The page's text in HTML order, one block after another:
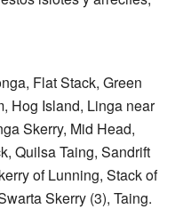
Flat Stack, Green
Hog Island, Linga near
Skerry, Mid Head,
Quilsa Taing, Sandrift
of Lunning, Stack of
Skerry (3), Taing.